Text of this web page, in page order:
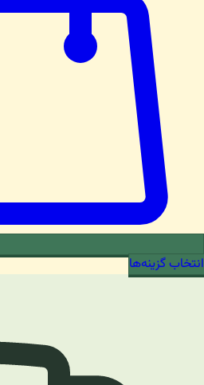
انتخاب گزینه‌ها